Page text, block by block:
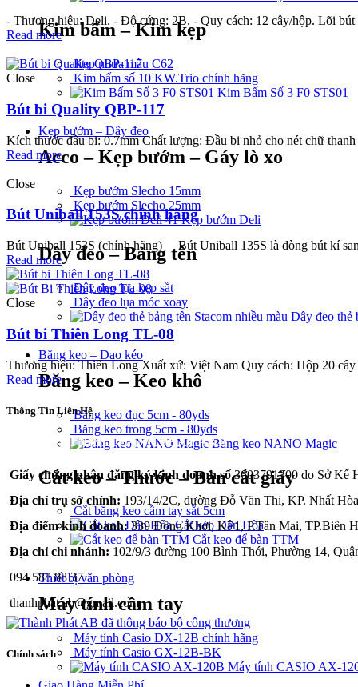
Kim bấm – Kim kẹp
Kẹp nhựa màu C62
Kim bấm số 10 KW.Trio chính hãng
Kim Bấm Số 3 F0 STS01
Kẹp bướm – Dây đeo
Acco – Kẹp bướm – Gáy lò xo
Kẹp bướm Slecho 15mm
Kẹp bướm Slecho 25mm
Kẹp bướm Deli
Dây đeo – Bảng tên
Dây đeo lụa kẹp sắt
Dây đeo lụa móc xoay
Dây đeo thẻ
Băng keo – Dao kéo
Băng keo – Keo khô
Băng keo đục 5cm - 80yds
Băng keo trong 5cm - 80yds
Băng keo NANO Magic
Cắt keo – Thước – Bàn cắt giấy
Cắt băng keo cầm tay sắt 5cm
Cắt keo Dân Hòa
Cắt keo để bàn TTM
Thiết bị văn phòng
Máy tính cầm tay
Máy tính Casio DX-12B chính hãng
Máy tính Casio GX-12B-BK
Máy tính CASIO AX-
- Thương hiệu: Deli. - Độ cứng: 2B. - Quy cách: 12 cây/hộp. Lõi
Read more
Close
Bút bi Quality QBP-117
Kích thước đầu bi: 0.7mm Chất lượng: Đầu bi nhỏ cho nét chữ
Read more
Close
Bút Uniball 153S chính hãng
Bút Uniball 153S (chính hãng) Bút Uniball 135S là dòng bút kí
Read more
Close
Bút bi Thiên Long TL-08
Thương hiệu: Thiên Long Xuất xứ: Việt Nam Quy cách: Hộp 20 cây
Read more
Thông Tin Liên Hệ
CÔNG TY TNHH THÀNH PHÁT A&B
Giấy chứng nhận đăng ký kinh doanh số3603791300 do Sở Kế
Địa chỉ trụ sở chính: 193/14/2C, đường Đỗ Văn Thi, KP. Nhất
Địa điểm kinh doanh:339 Đồng Khởi, KP1, P.Tân Mai, TP.Biên
Địa chỉ chi nhánh: 102/9/3 đường 100 Bình Thới, Phường 14,
094 588 88 37
thanhphat.ab@gmail.com
Chính sách